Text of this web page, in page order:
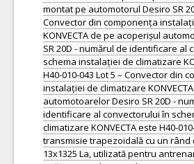
montat pe automotorul Desiro SR
Convector din componența
KONVECTA de pe acoperișul
SR 20D - numărul de identificare al
schema instalației de climatizare
H40-010-043 Lot 5 – Convector din
instalației de climatizare
automotoarelor Desiro SR 20D -
identificare al convectorului în
climatizare KONVECTA este H40-
transmisie trapezoidală cu un rând
13x1325 La, utilizată pentru